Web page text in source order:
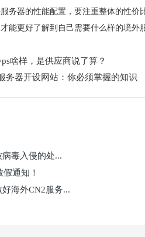
务器的性能配置，要注重整体的性
能更好了解到自己需要什么样的境外
啥样，是供应商说了算？
务器开设网站：你必须掌握的知识
毒入侵的处...
通知！
海外CN2服务...